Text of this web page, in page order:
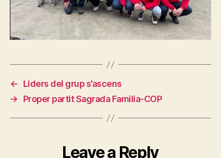
←
Liders del grup s’ascens
→
Proper partit Sagrada Familia-COP
Leave a Reply